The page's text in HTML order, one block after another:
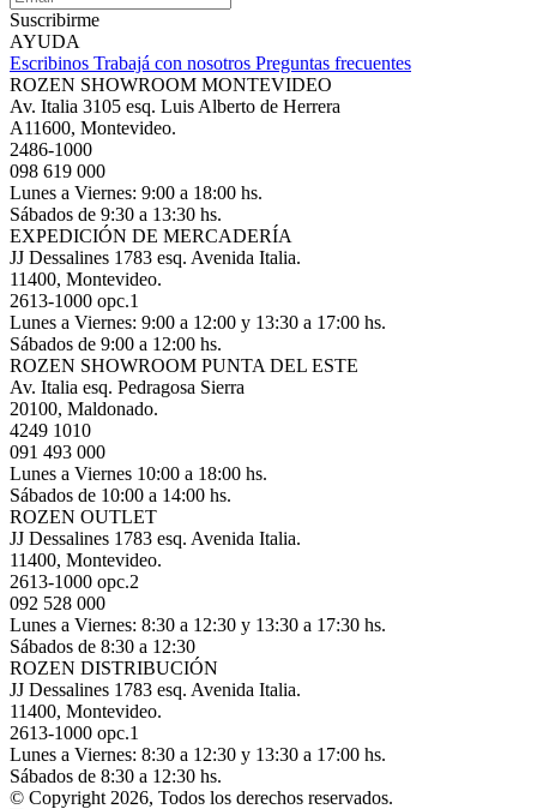
Suscribirme
AYUDA
Escribinos Trabajá con nosotros Preguntas frecuentes
ROZEN SHOWROOM MONTEVIDEO
Av. Italia 3105 esq. Luis Alberto de Herrera
A11600, Montevideo.
2486-1000
098 619 000
Lunes a Viernes: 9:00 a 18:00 hs.
Sábados de 9:30 a 13:30 hs.
EXPEDICIÓN DE MERCADERÍA
JJ Dessalines 1783 esq. Avenida Italia.
11400, Montevideo.
2613-1000 opc.1
Lunes a Viernes: 9:00 a 12:00 y 13:30 a 17:00 hs.
Sábados de 9:00 a 12:00 hs.
ROZEN SHOWROOM PUNTA DEL ESTE
Av. Italia esq. Pedragosa Sierra
20100, Maldonado.
4249 1010
091 493 000
Lunes a Viernes 10:00 a 18:00 hs.
Sábados de 10:00 a 14:00 hs.
ROZEN OUTLET
JJ Dessalines 1783 esq. Avenida Italia.
11400, Montevideo.
2613-1000 opc.2
092 528 000
Lunes a Viernes: 8:30 a 12:30 y 13:30 a 17:30 hs.
Sábados de 8:30 a 12:30
ROZEN DISTRIBUCIÓN
JJ Dessalines 1783 esq. Avenida Italia.
11400, Montevideo.
2613-1000 opc.1
Lunes a Viernes: 8:30 a 12:30 y 13:30 a 17:00 hs.
Sábados de 8:30 a 12:30 hs.
© Copyright 2026, Todos los derechos reservados.